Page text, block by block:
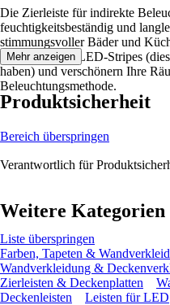
Die Zierleiste für indirekte
feuchtigkeitsbeständig und
stimmungsvoller Bäder und
selbstklebende LED-Stripes
haben) und verschönern Ihre
Beleuchtungsmethode.
Mehr anzeigen
Produktsicherheit
Bereich überspringen
Verantwortlich für
Weitere Kategorien
Liste überspringen
Farben, Tapeten &
Wandverkleidung &
Zierleisten & Deckenplatten
Deckenleisten
Leisten für LED